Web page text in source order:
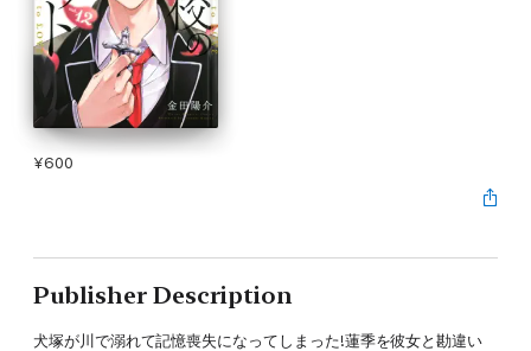
¥600
Publisher Description
犬塚が川で溺れて記憶喪失になってしまった!蓮季を彼女と勘違い